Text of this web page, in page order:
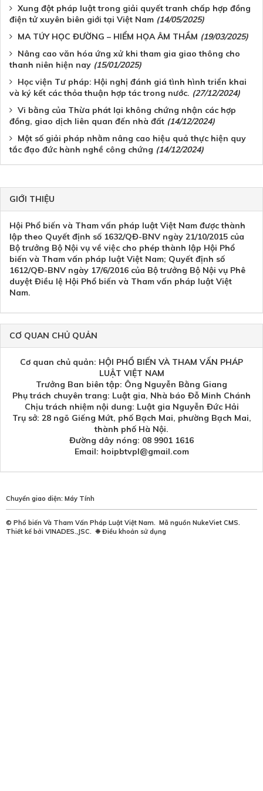
Xung đột pháp luật trong giải quyết tranh chấp hợp đồng
điện tử xuyên biên giới tại Việt Nam (14/05/2025)
MA TÚY HỌC ĐƯỜNG – HIỂM HỌA ÂM THẦM (19/03/2025)
Nâng cao văn hóa ứng xử khi tham gia giao thông cho
thanh niên hiện nay (15/01/2025)
Học viện Tư pháp: Hội nghị đánh giá tình hình triển khai
và ký kết các thỏa thuận hợp tác trong nước. (27/12/2024)
Vi bằng của Thừa phát lại không chứng nhận các hợp
đồng, giao dịch liên quan đến nhà đất (14/12/2024)
Một số giải pháp nhằm nâng cao hiệu quả thực hiện quy
tắc đạo đức hành nghề công chứng (14/12/2024)
GIỚI THIỆU
Hội Phổ biến và Tham vấn pháp luật Việt Nam được thành
lập theo Quyết định số 1632/QĐ-BNV ngày 21/10/2015 của
Bộ trưởng Bộ Nội vụ về việc cho phép thành lập Hội Phổ
biến và Tham vấn pháp luật Việt Nam; Quyết định số
1612/QĐ-BNV ngày 17/6/2016 của Bộ trưởng Bộ Nội vụ Phê
duyệt Điều lệ Hội Phổ biến và Tham vấn pháp luật Việt
Nam.
CƠ QUAN CHỦ QUẢN
Cơ quan chủ quản: HỘI PHỔ BIẾN VÀ THAM VẤN PHÁP
LUẬT VIỆT NAM
Trưởng Ban biên tập: Ông Nguyễn Bằng Giang
Phụ trách chuyên trang: Luật gia, Nhà báo Đỗ Minh Chánh
Chịu trách nhiệm nội dung: Luật gia Nguyễn Đức Hải
Trụ sở: 28 ngõ Giếng Mứt, phố Bạch Mai, phường Bạch Mai,
thành phố Hà Nội.
Đường dây nóng: 08 9901 1616
Email: hoipbtvpl@gmail.com
Chuyển giao diện: Máy Tính
© Phổ biến Và Tham Vấn Pháp Luật Việt Nam. Mã nguồn NukeViet CMS.
Thiết kế bởi VINADES.,JSC. ❉ Điều khoản sử dụng